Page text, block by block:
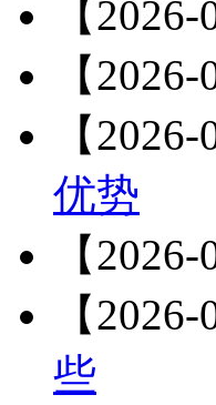
【2026-
【2026-
【2026-
优势
【2026-
【2026-
些